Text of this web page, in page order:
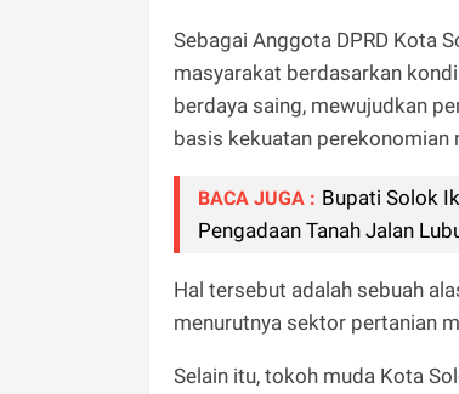
Sebagai Anggota DPRD Kota
masyarakat berdasarkan
berdaya saing, mewujudkan
basis kekuatan perekonomian
BACA JUGA : Bupati Solok
Pengadaan Tanah Jalan
Hal tersebut adalah sebuah
menurutnya sektor pertanian
Selain itu, tokoh muda Kota